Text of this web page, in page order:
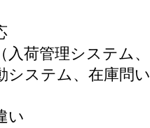
荷管理システム
システム、在庫問
い